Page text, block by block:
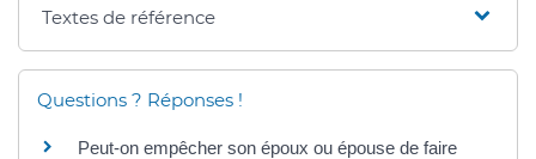
Textes de référence
Questions ? Réponses !
Peut-on empêcher son époux ou épouse de faire